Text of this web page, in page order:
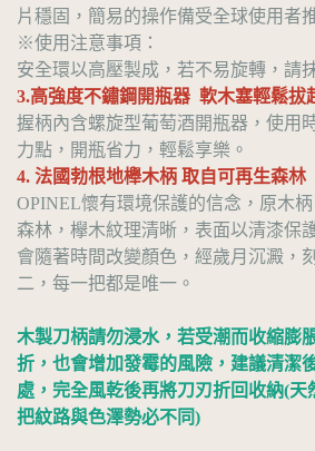
片穩固，簡易的操作備受全球使用者
※使用注意事項：
安全環以高壓製成，若不易旋轉，請
3.高強度不鏽鋼開瓶器 軟木塞輕鬆拔
握柄內含螺旋型葡萄酒開瓶器，使用
力點，開瓶省力，輕鬆享樂。
4. 法國勃根地櫸木柄 取自可再生森林
OPINEL懷有環境保護的信念，原木
森林，欅木紋理清晰，表面以清漆保
會隨著時間改變顏色，經歲月沉澱，
二，每一把都是唯一。
木製刀柄請勿浸水，若受潮而收縮膨
折，也會增加發霉的風險，建議清潔
處，完全風乾後再將刀刃折回收納(天
把紋路與色澤勢必不同)